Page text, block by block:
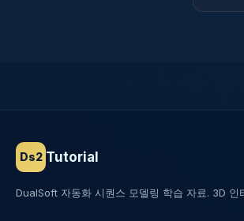
Ds2 Tutorial
DualSoft 자동화 시퀀스 모델링 학습 자료. 3D 인